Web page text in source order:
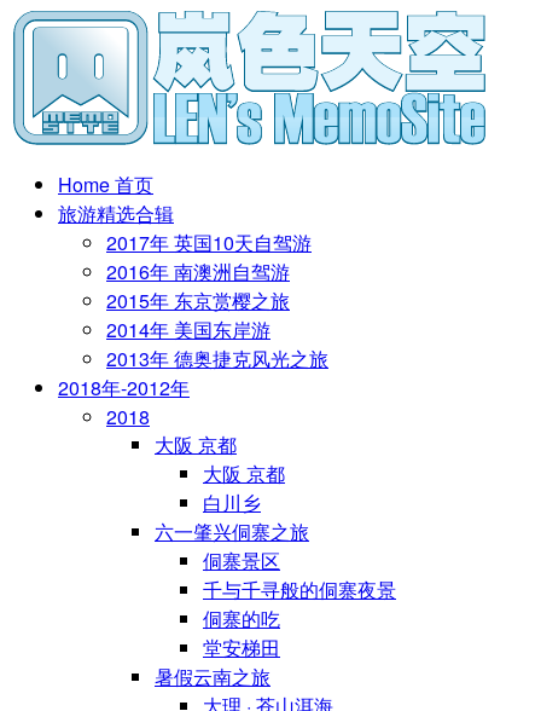
Home 首页
旅游精选合辑
2017年 英国10天自驾游
2016年 南澳洲自驾游
2015年 东京赏樱之旅
2014年 美国东岸游
2013年 德奥捷克风光之旅
2018年-2012年
2018
大阪 京都
大阪 京都
白川乡
六一肇兴侗寨之旅
侗寨景区
千与千寻般的侗寨夜景
侗寨的吃
堂安梯田
暑假云南之旅